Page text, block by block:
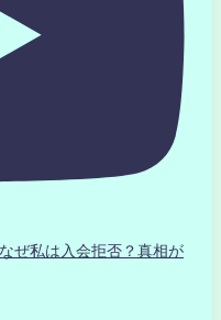
私は入会拒否？真相が